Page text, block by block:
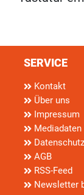
SERVICE
Kontakt
Über uns
Impressum
Mediadaten
Datenschutz
AGB
RSS-Feed
Newsletter